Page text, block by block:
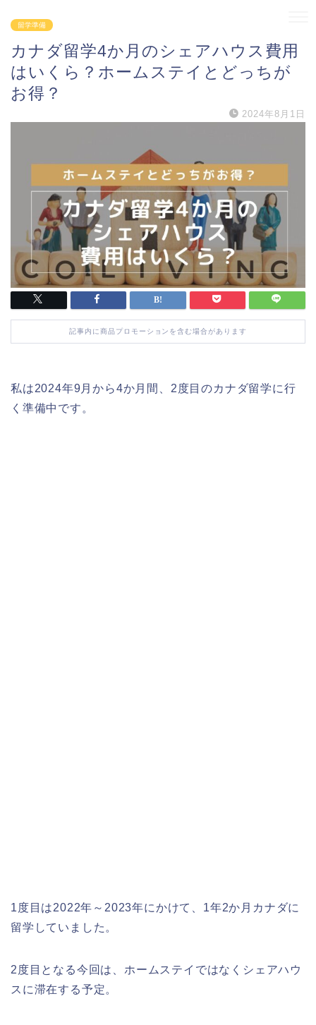
留学準備
カナダ留学4か月のシェアハウス費用
はいくら？ホームステイとどっちが
お得？
2024年8月1日
記事内に商品プロモーションを含む場合があります
私は2024年9月から4か月間、2度目のカナダ留学に行
く準備中です。
1度目は2022年～2023年にかけて、1年2か月カナダに
留学していました。
2度目となる今回は、ホームステイではなくシェアハウ
スに滞在する予定。